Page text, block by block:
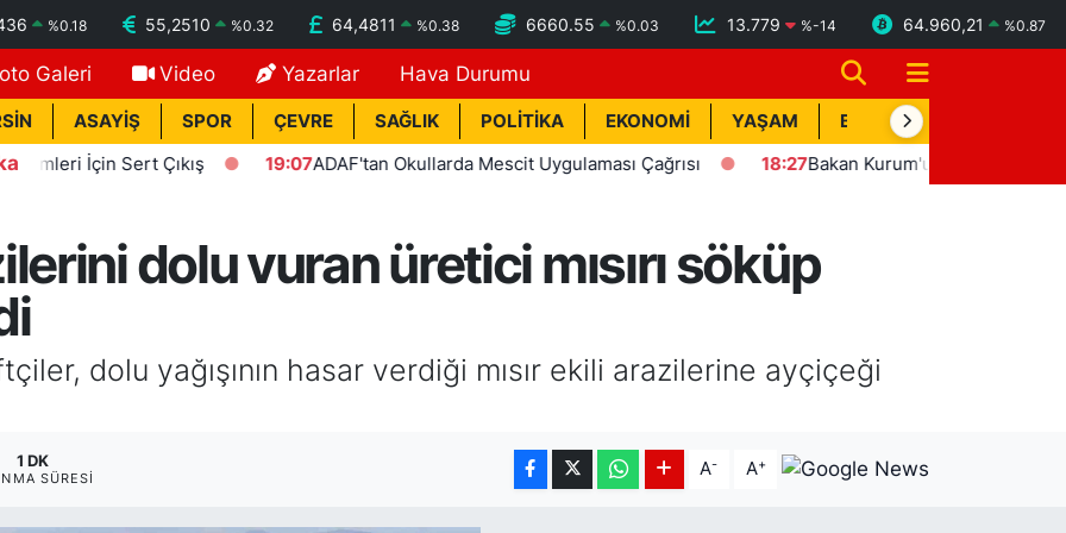
%0.18 55,2510 %0.32 64,4811 %0.38 6660.55 %0.03 13.779 %-14 64.960,21 %0.87
Galeri Video Yazarlar Hava Durumu
ASAYİŞ SPOR ÇEVRE SAĞLIK POLİTİKA EKONOMİ YAŞAM BİK İLAN
İçin Sert Çıkış 19:07 ADAF'tan Okullarda Mescit Uygulaması Çağrısı 18:27 Bakan Kurum'un katılımıyla
dolu vuran üretici mısırı söküp
dolu yağışının hasar verdiği mısır ekili arazilerine ayçiçeği
1 DK
SÜRESI A- A+